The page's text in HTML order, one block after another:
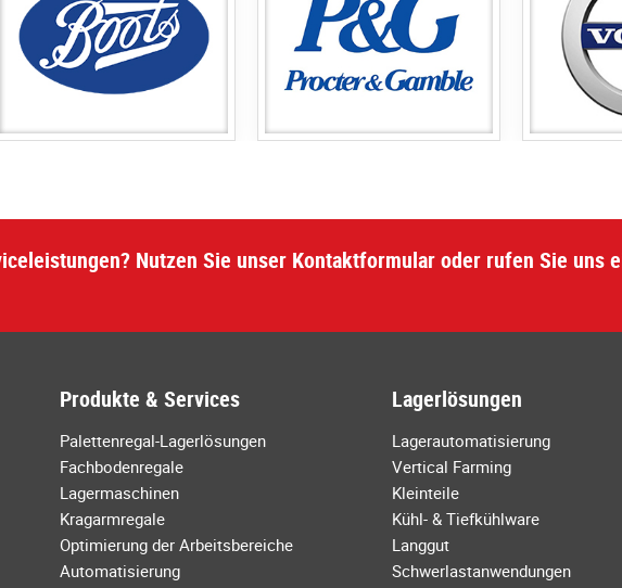
Nutzen Sie unser Kontaktformular oder rufen Sie uns
Produkte & Services
Palettenregal-Lagerlösungen
Fachbodenregale
Lagermaschinen
Kragarmregale
Optimierung der Arbeitsbereiche
Automatisierung
Lagerlösungen
Lagerautomatisierung
Vertical Farming
Kleinteile
Kühl- & Tiefkühlware
Langgut
Schwerlastanwendungen